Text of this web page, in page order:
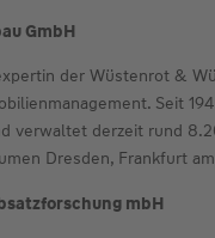
GmbH
der Wüstenrot &
Seit
verwaltet derzeit rund
Dresden, Frankfurt
mbH